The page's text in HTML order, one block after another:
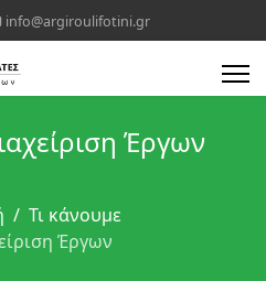
info@argiroulifotini.gr
Έργων
Τι κάνουμε
Έργων